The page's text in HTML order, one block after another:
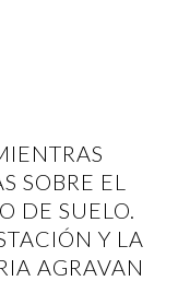
SOBRE EL
DE SUELO.
Y LA
AGRAVAN